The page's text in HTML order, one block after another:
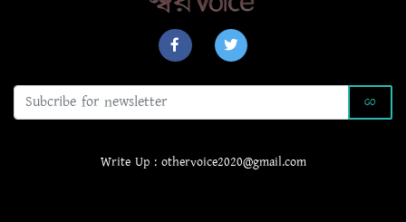
GO
Write Up : othervoice2020@gmail.com